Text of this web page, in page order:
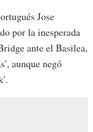
Jose
por la inesperada
ante el Basilea,
aunque negó